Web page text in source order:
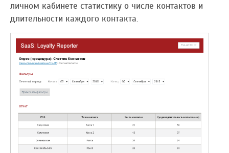
личном кабинете статистику о числе контактов и
длительности каждого контакта.